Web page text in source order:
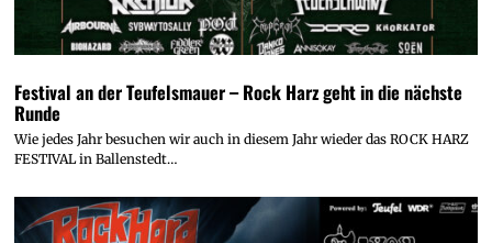
Festival an der Teufelsmauer – Rock Harz geht in die nächste
Runde
Wie jedes Jahr besuchen wir auch in diesem Jahr wieder das ROCK HARZ
FESTIVAL in Ballenstedt…